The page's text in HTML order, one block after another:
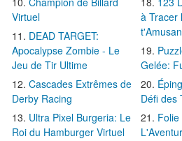
Virtuel
DEAD TARGET:
Apocalypse Zombie - Le
Jeu de Tir Ultime
Cascades Extrêmes de
Derby Racing
Ultra Pixel Burgeria: Le
Roi du Hamburger Virtuel
à Tracer
Gelée:
Défi des